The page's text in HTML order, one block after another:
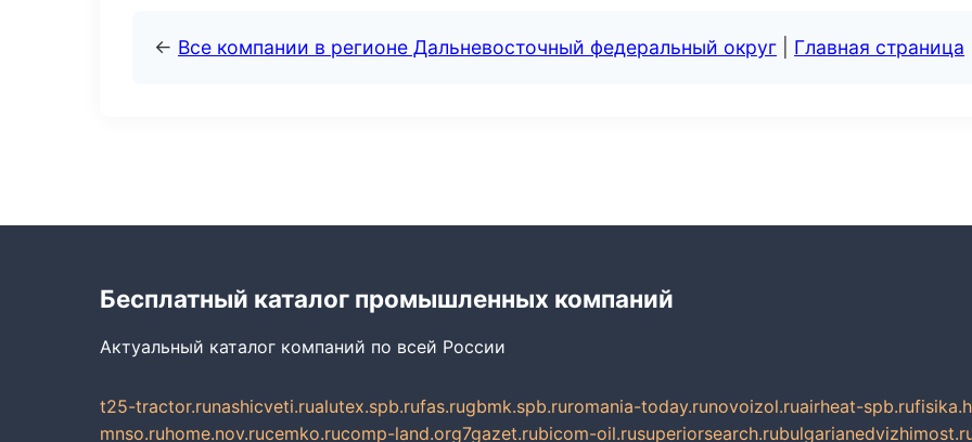
← Все компании в регионе Дальневосточный федеральный округ Главная страница
Бесплатный каталог промышленных компаний
Актуальный каталог компаний по всей России
t25-tractor.runashicveti.rualutex.spb.rufas.rugbmk.spb.ruromania-today.runovoizol.ruairheat-spb.ru
mnso.ruhome.nov.rucemko.rucomp-land.org7gazet.rubicom-oil.rusuperiorsearch.ru